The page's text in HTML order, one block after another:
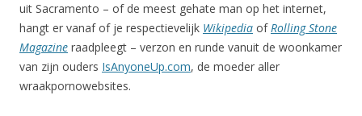
uit Sacramento – of de meest gehate man op het internet,
hangt er vanaf of je respectievelijk Wikipedia ofRolling Stone
Magazine raadpleegt – verzon en runde vanuit de woonkamer
van zijn ouders IsAnyoneUp.com, de moeder aller
wraakpornowebsites.